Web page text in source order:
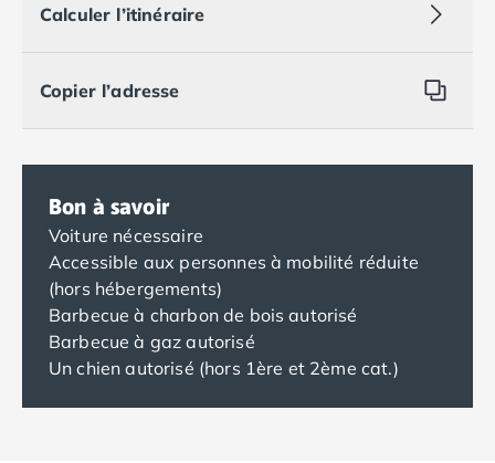
Calculer l’itinéraire
Copier l’adresse
Bon à savoir
Voiture nécessaire
Accessible aux personnes à mobilité réduite
(hors hébergements)
Barbecue à charbon de bois autorisé
Barbecue à gaz autorisé
Un chien autorisé (hors 1ère et 2ème cat.)